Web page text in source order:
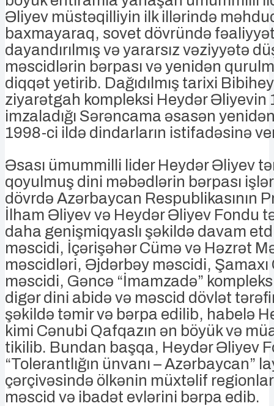
Əliyev müstəqilliyin ilk illərində
baxmayaraq, sovet dövründə
dayandırılmış və yararsız vəziyyətə
məscidlərin bərpası və yenidən
diqqət yetirib. Dağıdılmış tarixi
ziyarətgah kompleksi Heydər Əliyevin
imzaladığı Sərəncama əsasən
1998-ci ildə dindarların istifadəsinə
Əsası ümummilli lider Heydər Əliyev
qoyulmuş dini məbədlərin bərpası
dövrdə Azərbaycan Respublikasının
İlham Əliyev və Heydər Əliyev Fondu
daha genişmiqyaslı şəkildə davam
məscidi, İçərişəhər Cümə və Həzrət
məscidləri, Əjdərbəy məscidi, Şamaxı
məscidi, Gəncə “İmamzadə”
digər dini abidə və məscid dövlət
şəkildə təmir və bərpa edilib, habelə
kimi Cənubi Qafqazın ən böyük və
tikilib. Bundan başqa, Heydər Əliyev
“Tolerantlığın ünvanı – Azərbaycan”
çərçivəsində ölkənin müxtəlif
məscid və ibadət evlərini bərpa edib.